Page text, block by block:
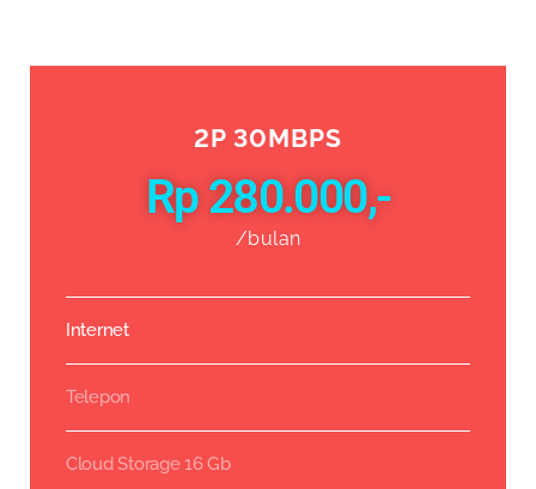
2P 30MBPS
Rp 280.000,-
/bulan
Internet
Telepon
Cloud Storage 16 Gb